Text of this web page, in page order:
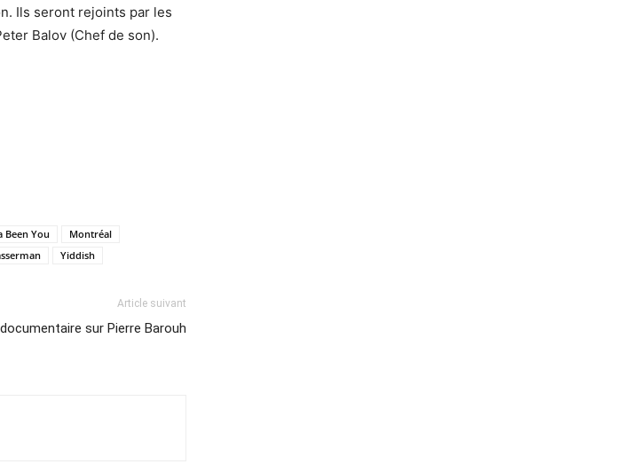
Ils seront rejoints par les
Balov (Chef de son).
Been You
Montréal
Yiddish
Article suivant
sur Pierre Barouh